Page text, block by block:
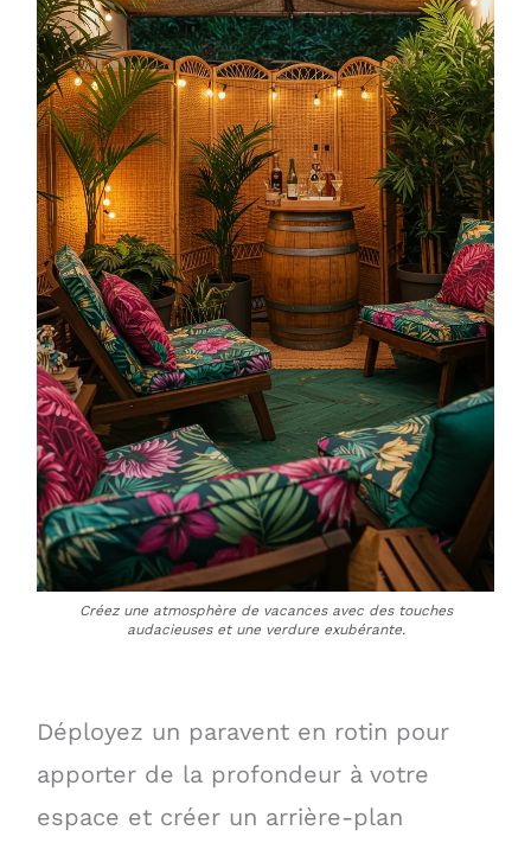
Créez une atmosphère de vacances avec des touches
audacieuses et une verdure exubérante.
Déployez un paravent en rotin pour
apporter de la profondeur à votre
espace et créer un arrière-plan